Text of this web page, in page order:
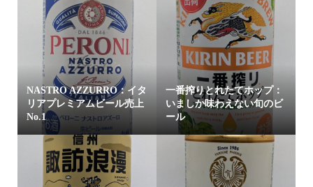
NASTRO AZZURRO：イタ
リアプレミアムビール売上
No.1
一番搾りとれたてホップ：
いましか味わえない旬のビ
ール